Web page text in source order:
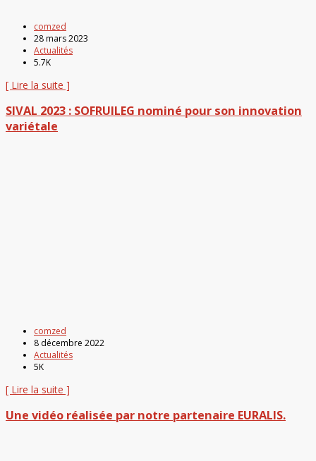
comzed
28 mars 2023
Actualités
5.7K
[ Lire la suite ]
SIVAL 2023 : SOFRUILEG nominé pour son innovation
variétale
comzed
8 décembre 2022
Actualités
5K
[ Lire la suite ]
Une vidéo réalisée par notre partenaire EURALIS.